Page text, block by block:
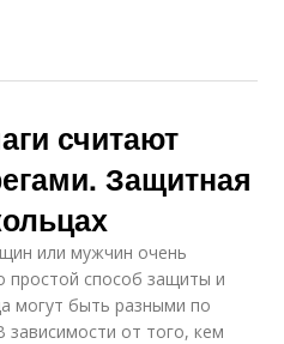
считают
Защитная
или мужчин очень
простой способ защиты и
могут быть разными по
зависимости от того, кем